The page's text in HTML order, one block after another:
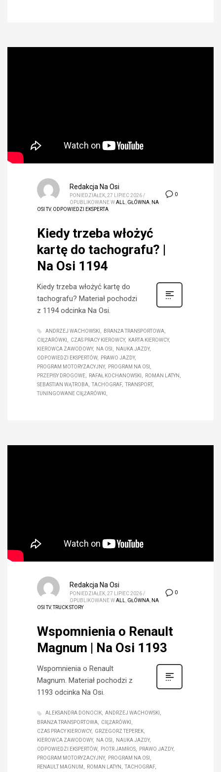
0
Redakcja Na Osi
PONIEDZIAŁEK, 27 LIPIEC 2026 /
OPUBLIKOWANE WALL GŁÓWNA NA
OSI TV, ODPOWIEDZI EKSPERTA
Kiedy trzeba włożyć
kartę do tachografu? |
Na Osi 1194
Kiedy trzeba włożyć kartę do
tachografu? Materiał pochodzi
z 1194 odcinka Na Osi.
ANDRZEJ WACHOWSKI
BRANŻA TRANSPORTOWA
CIĘŻARÓWKI
CZAS PRACY KIEROWCY
KARTA KIEROWCY
KIEROWCA ZAWODOWY
NA OSI
NAUKA JAZDY
ODPOWIEDZI EKSPERTÓW
PRAWO JAZDY
PROGRAM MOTORYZACYJNY
PROGRAM NA OSI
PRZEPISY DROGOWE
RAFAŁ KOCHANOWSKI
ROMAN LATYN
SEBASTIAN WĄTROBA
TACHOGRAF
TRANSPORT
TUNINGOWANE CIĘŻARÓWKI
0
Redakcja Na Osi
PONIEDZIAŁEK, 27 LIPIEC 2026/
OPUBLIKOWANE WALL, GŁÓWNA, NA
OSI TV, TRUCK STORY
Wspomnienia o Renault
Magnum | Na Osi 1193
Wspomnienia o Renault
Magnum. Materiał pochodzi z
1193 odcinka Na Osi.
ALEKSANDRA DONOCIK
ANDRZEJ WACHOWSKI
BRANŻA TRANSPORTOWA
CIĘŻARÓWKI
CZAS PRACY KIEROWCY
GRZEGORZ TEPEREK
KIEROWCA ZAWODOWY
NA OSI
NAUKA JAZDY
ODPOWIEDZI EKSPERTÓW
PIOTR JAMROS
PRAWO JAZDY
PROGRAM MOTORYZACYJNY
PROGRAM NA OSI
RENAULT MAGNUM
ROMAN LATYN TACHOGRAF